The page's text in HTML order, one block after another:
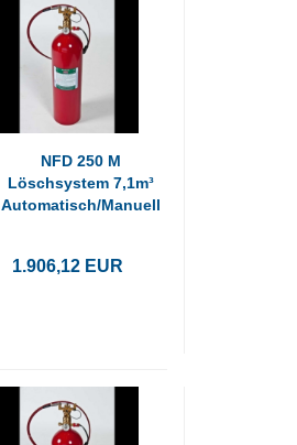
NFD 250 M
Löschsystem 7,1m³
Automatisch/Manuell
1.906,12 EUR